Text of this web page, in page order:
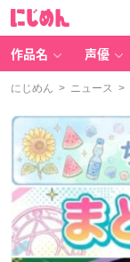
作品名 声優
にじめん > ニュース >